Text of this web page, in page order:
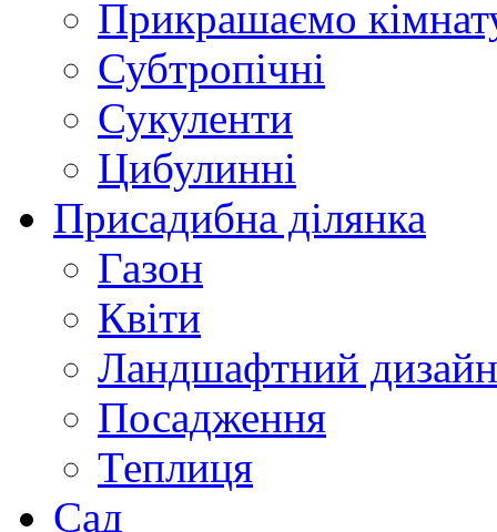
Прикрашаємо
Субтропічні
Сукуленти
Цибулинні
Присадибна ділянка
Газон
Квіти
Ландшафтний дизайн
Посадження
Теплиця
Сад